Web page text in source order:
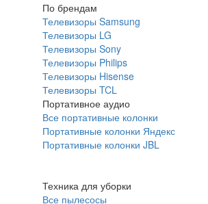
По брендам
Телевизоры Samsung
Телевизоры LG
Телевизоры Sony
Телевизоры Philips
Телевизоры Hisense
Телевизоры TCL
Портативное аудио
Все портативные колонки
Портативные колонки Яндекс
Портативные колонки JBL
Техника для уборки
Все пылесосы